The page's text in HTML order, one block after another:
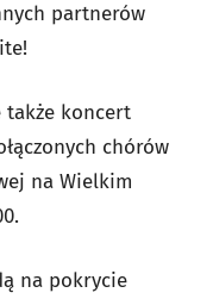
partnerów
także koncert
chórów
na Wielkim
na pokrycie